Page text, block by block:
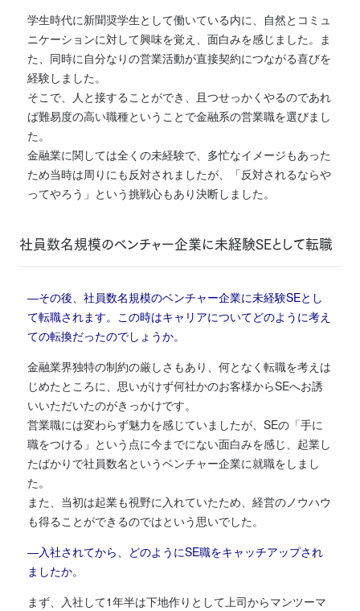
学生時代に新聞奨学生として働いている内に、自然とコミュ
ニケーションに対して興味を覚え、面白みを感じました。ま
た、同時に自分なりの営業活動が直接契約につながる喜びを
経験しました。
そこで、人と接することができ、且つせっかくやるのであれ
ば難易度の高い職種ということで金融系の営業職を選びまし
た。
金融業に関しては全くの未経験で、多忙なイメージもあった
ため当時は周りにも反対されましたが、「反対されるならや
ってやろう」という挑戦心もあり決断しました。
社員数名規模のベンチャー企業に未経験SEとして転職
―その後、社員数名規模のベンチャー企業に未経験SEとし
て転職されます。この時はキャリアについてどのように考え
ての転換だったのでしょうか。
金融業界独特の制約の厳しさもあり、何となく転職を考えは
じめたところに、思いがけず何社かのお客様からSEへお誘
いいただいたのがきっかけです。
営業職には変わらず魅力を感じていましたが、SEの「手に
職をつける」という点に今までにない面白みを感じ、起業し
たばかりで社員数名というベンチャー企業に就職をしまし
た。
また、当初は起業も視野に入れていたため、経営のノウハウ
も得ることができるのではという思いでした。
―入社されてから、どのようにSE職をキャッチアップされ
ましたか。
まず、入社して1年半は下地作りとして上司からマンツーマ